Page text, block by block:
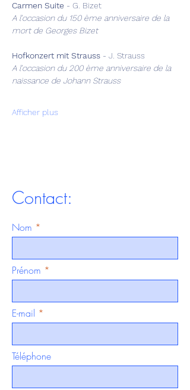
Carmen Suite - G. Bizet
A l’occasion du 150 ème anniversaire de la
mort de Georges Bizet
Hofkonzert mit Strauss - J. Strauss
A l’occasion du 200 ème anniversaire de la
naissance de Johann Strauss
Afficher plus
Contact:
Nom
Prénom
E-mail
Téléphone